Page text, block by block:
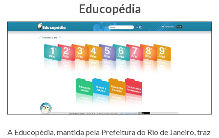
Educopédia
A Educopédia, mantida pela Prefeitura do Rio de Janeiro, traz